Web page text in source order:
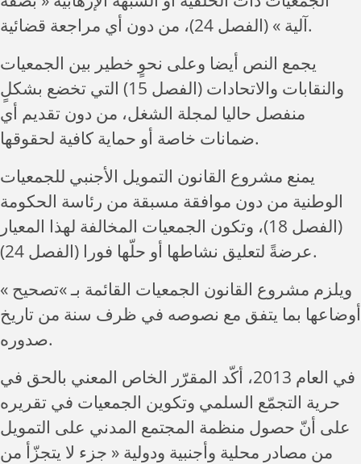
آلية » (الفصل 24)، من دون أي مراجعة قضائية.
يجمع النص أيضا وعلى نحوٍ خطير بين الجمعيات
والنقابات والاتحادات (الفصل 15) التي تخضع بشكلٍ
منفصل حاليا لمجلة الشغل، من دون تقديم أي
ضمانات خاصة أو حماية كافية لحقوقها.
يمنع مشروع القانون التمويل الأجنبي للجمعيات
الوطنية من دون موافقة مسبقة من رئاسة الحكومة
(الفصل 18)، وتكون الجمعيات المخالفة لهذا المعيار
عرضةً لتعليق نشاطها أو حلّها فورا (الفصل 24).
ويلزم مشروع القانون الجمعيات القائمة بـ »تصحيح »
أوضاعها بما يتفق مع نصوصه في ظرف سنة من تاريخ
صدوره.
في العام 2013، أكّد المقرّر الخاص المعني بالحق في
حرية التجمّع السلمي وتكوين الجمعيات في تقريره
على أنّ حصول منظمة المجتمع المدني على التمويل
من مصادر محلية وأجنبية ودولية « جزء لا يتجزّأ من